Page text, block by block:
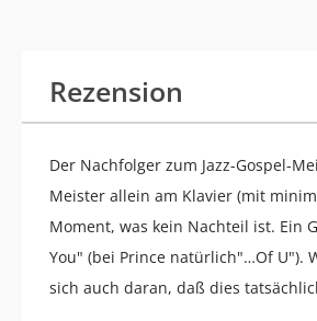
Rezension
Der Nachfolger zum Jazz-Gospel-
Meister allein am Klavier (mit
Moment, was kein Nachteil ist. Ein
You" (bei Prince natürlich"…Of U").
sich auch daran, daß dies